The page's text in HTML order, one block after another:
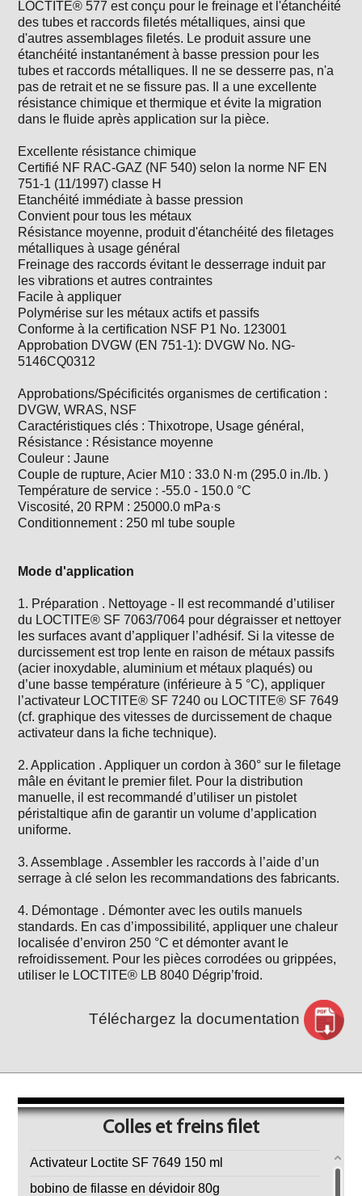
LOCTITE® 577 est conçu pour le freinage et l'étanchéité
des tubes et raccords filetés métalliques, ainsi que
d'autres assemblages filetés. Le produit assure une
étanchéité instantanément à basse pression pour les
tubes et raccords métalliques. Il ne se desserre pas, n'a
pas de retrait et ne se fissure pas. Il a une excellente
résistance chimique et thermique et évite la migration
dans le fluide après application sur la pièce.
Excellente résistance chimique
Certifié NF RAC-GAZ (NF 540) selon la norme NF EN
751-1 (11/1997) classe H
Etanchéité immédiate à basse pression
Convient pour tous les métaux
Résistance moyenne, produit d'étanchéité des filetages
métalliques à usage général
Freinage des raccords évitant le desserrage induit par
les vibrations et autres contraintes
Facile à appliquer
Polymérise sur les métaux actifs et passifs
Conforme à la certification NSF P1 No. 123001
Approbation DVGW (EN 751-1): DVGW No. NG-
5146CQ0312
Approbations/Spécificités organismes de certification :
DVGW, WRAS, NSF
Caractéristiques clés : Thixotrope, Usage général,
Résistance : Résistance moyenne
Couleur : Jaune
Couple de rupture, Acier M10 : 33.0 N·m (295.0 in./lb. )
Température de service : -55.0 - 150.0 °C
Viscosité, 20 RPM : 25000.0 mPa·s
Conditionnement : 250 ml tube souple
Mode d'application
1. Préparation . Nettoyage - Il est recommandé d’utiliser
du LOCTITE® SF 7063/7064 pour dégraisser et nettoyer
les surfaces avant d’appliquer l’adhésif. Si la vitesse de
durcissement est trop lente en raison de métaux passifs
(acier inoxydable, aluminium et métaux plaqués) ou
d’une basse température (inférieure à 5 °C), appliquer
l’activateur LOCTITE® SF 7240 ou LOCTITE® SF 7649
(cf. graphique des vitesses de durcissement de chaque
activateur dans la fiche technique).
2. Application . Appliquer un cordon à 360° sur le filetage
mâle en évitant le premier filet. Pour la distribution
manuelle, il est recommandé d’utiliser un pistolet
péristaltique afin de garantir un volume d’application
uniforme.
3. Assemblage . Assembler les raccords à l’aide d’un
serrage à clé selon les recommandations des fabricants.
4. Démontage . Démonter avec les outils manuels
standards. En cas d’impossibilité, appliquer une chaleur
localisée d’environ 250 °C et démonter avant le
refroidissement. Pour les pièces corrodées ou grippées,
utiliser le LOCTITE® LB 8040 Dégrip’froid.
Téléchargez la documentation
Colles et freins filet
Activateur Loctite SF 7649 150 ml
bobino de filasse en dévidoir 80g